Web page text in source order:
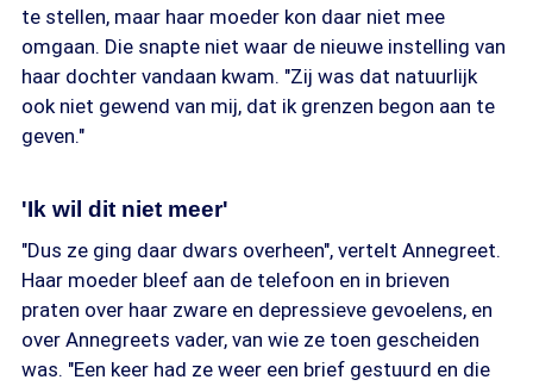
te stellen, maar haar moeder kon daar niet mee
omgaan. Die snapte niet waar de nieuwe instelling van
haar dochter vandaan kwam. "Zij was dat natuurlijk
ook niet gewend van mij, dat ik grenzen begon aan te
geven."
'Ik wil dit niet meer'
"Dus ze ging daar dwars overheen", vertelt Annegreet.
Haar moeder bleef aan de telefoon en in brieven
praten over haar zware en depressieve gevoelens, en
over Annegreets vader, van wie ze toen gescheiden
was. "Een keer had ze weer een brief gestuurd en die